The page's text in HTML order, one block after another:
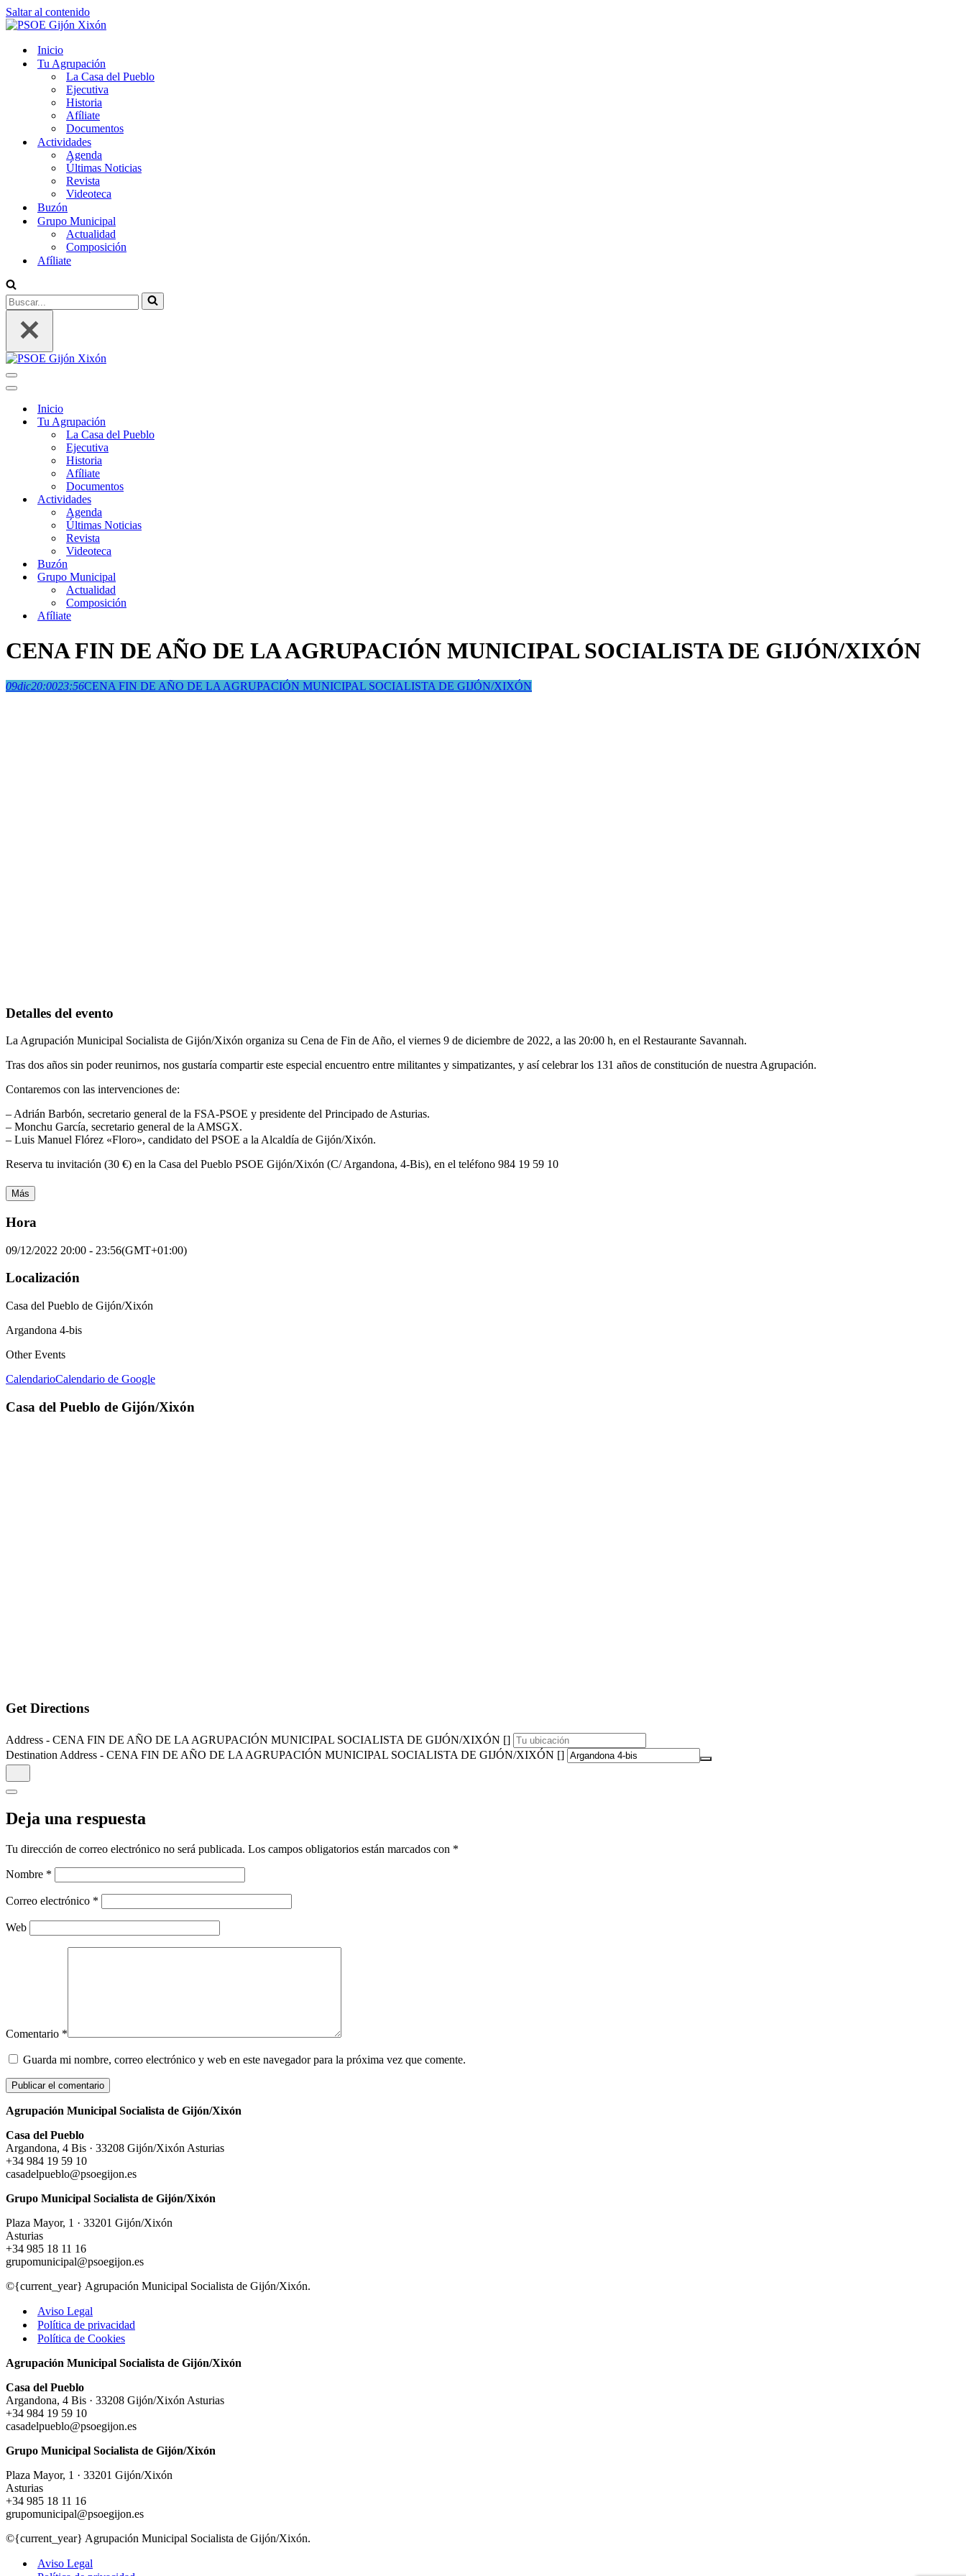
Saltar al contenido
Inicio
Tu Agrupación
La Casa del Pueblo
Ejecutiva
Historia
Afíliate
Documentos
Actividades
Agenda
Últimas Noticias
Revista
Videoteca
Buzón
Grupo Municipal
Actualidad
Composición
Afíliate
Buscar...
Menú
de
Menú
navegación
Inicio
Tu Agrupación
La Casa del Pueblo
Ejecutiva
Historia
Afíliate
Documentos
Actividades
Agenda
Últimas Noticias
Revista
Videoteca
Buzón
Grupo Municipal
Actualidad
Composición
Afíliate
CENA FIN DE AÑO DE LA AGRUPACIÓN MUNICIPAL SOCIALISTA DE GIJÓN/XIXÓN
09dic20:0023:56CENA FIN DE AÑO DE LA AGRUPACIÓN MUNICIPAL SOCIALISTA DE GIJÓN/XIXÓN
Detalles del evento
La Agrupación Municipal Socialista de Gijón/Xixón organiza su Cena de Fin de Año, el viernes 9 de diciembre de 2022, a las 20:00 h, en el Restaurante Savannah.
Tras dos años sin poder reunirnos, nos gustaría compartir este especial encuentro entre militantes y simpatizantes, y así celebrar los 131 años de constitución de nuestra Agrupación.
Contaremos con las intervenciones de:
– Adrián Barbón, secretario general de la FSA-PSOE y presidente del Principado de Asturias.
– Monchu García, secretario general de la AMSGX.
– Luis Manuel Flórez «Floro», candidato del PSOE a la Alcaldía de Gijón/Xixón.
Reserva tu invitación (30 €) en la Casa del Pueblo PSOE Gijón/Xixón (C/ Argandona, 4-Bis), en el teléfono 984 19 59 10
Más
Hora
09/12/2022 20:00 - 23:56(GMT+01:00)
Localización
Casa del Pueblo de Gijón/Xixón
Argandona 4-bis
Other Events
CalendarioCalendario de Google
Casa del Pueblo de Gijón/Xixón
Get Directions
Address - CENA FIN DE AÑO DE LA AGRUPACIÓN MUNICIPAL SOCIALISTA DE GIJÓN/XIXÓN []
Destination Address - CENA FIN DE AÑO DE LA AGRUPACIÓN MUNICIPAL SOCIALISTA DE GIJÓN/XIXÓN []
Deja una respuesta
Tu dirección de correo electrónico no será publicada. Los campos obligatorios están marcados con *
Nombre *
Correo electrónico *
Web
Comentario *
Guarda mi nombre, correo electrónico y web en este navegador para la próxima vez que comente.
Agrupación Municipal Socialista de Gijón/Xixón
Casa del Pueblo
Argandona, 4 Bis · 33208 Gijón/Xixón Asturias
+34 984 19 59 10
casadelpueblo@psoegijon.es
Grupo Municipal Socialista de Gijón/Xixón
Plaza Mayor, 1 · 33201 Gijón/Xixón
Asturias
+34 985 18 11 16
grupomunicipal@psoegijon.es
©{current_year} Agrupación Municipal Socialista de Gijón/Xixón.
Aviso Legal
Política de privacidad
Política de Cookies
Agrupación Municipal Socialista de Gijón/Xixón
Casa del Pueblo
Argandona, 4 Bis · 33208 Gijón/Xixón Asturias
+34 984 19 59 10
casadelpueblo@psoegijon.es
Grupo Municipal Socialista de Gijón/Xixón
Plaza Mayor, 1 · 33201 Gijón/Xixón
Asturias
+34 985 18 11 16
grupomunicipal@psoegijon.es
©{current_year} Agrupación Municipal Socialista de Gijón/Xixón.
Aviso Legal